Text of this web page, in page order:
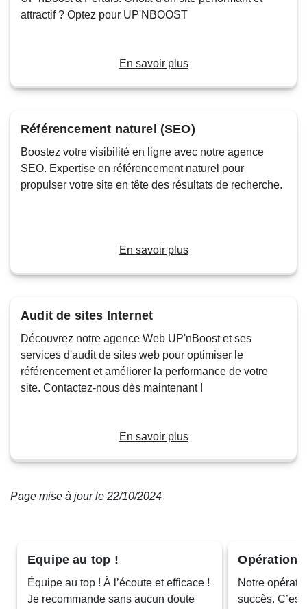
attractif ? Optez pour UP'NBOOST
En savoir plus
Référencement naturel (SEO)
Boostez votre visibilité en ligne avec notre agence
SEO. Expertise en référencement naturel pour
propulser votre site en tête des résultats de recherche.
En savoir plus
Audit de sites Internet
Découvrez notre agence Web UP'nBoost et ses
services d'audit de sites web pour optimiser le
référencement et améliorer la performance de votre
site. Contactez-nous dès maintenant !
En savoir plus
Page mise à jour le 22/10/2024
Equipe au top !
Équipe au top ! À l’écoute et efficace !
Je recommande sans aucun doute
Opération
Notre
succès.